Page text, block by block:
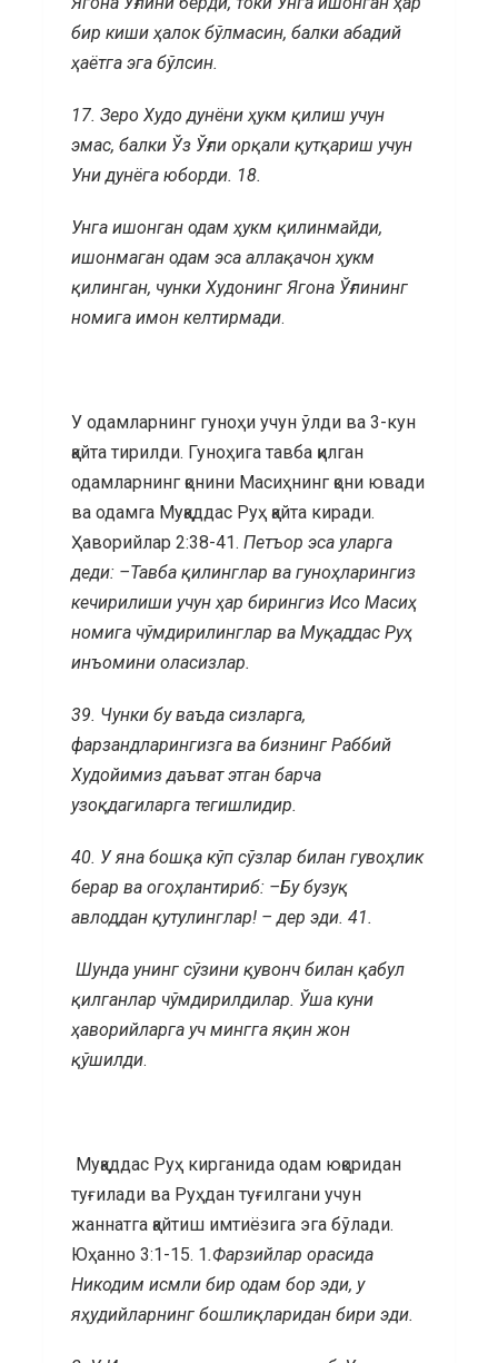
бир киши ҳалок бўлмасин, балки абадий
ҳаётга эга бўлсин.
17. Зеро Худо дунёни ҳукм қилиш учун
эмас, балки Ўз Ўғли орқали қутқариш учун
Уни дунёга юборди. 18.
Унга ишонган одам ҳукм қилинмайди,
ишонмаган одам эса аллақачон ҳукм
қилинган, чунки Худонинг Ягона Ўғлининг
номига имон келтирмади.
У одамларнинг гуноҳи учун ўлди ва 3-кун
қайта тирилди. Гуноҳига тавба қилган
одамларнинг қонини Масиҳнинг қони ювади
ва одамга Муқаддас Руҳ қайта киради.
Ҳаворийлар 2:38-41. Петъор эса уларга
деди: –Тавба қилинглар ва гуноҳларингиз
кечирилиши учун ҳар бирингиз Исо Масиҳ
номига чўмдирилинглар ва Муқаддас Руҳ
инъомини оласизлар.
39. Чунки бу ваъда сизларга,
фарзандларингизга ва бизнинг Раббий
Худойимиз даъват этган барча
узоқдагиларга тегишлидир.
40. У яна бошқа кўп сўзлар билан гувоҳлик
берар ва огоҳлантириб: –Бу бузуқ
авлоддан қутулинглар! – дер эди. 41.
Шунда унинг сўзини қувонч билан қабул
қилганлар чўмдирилдилар. Ўша куни
ҳаворийларга уч мингга яқин жон
қўшилди.
Муқаддас Руҳ кирганида одам юқоридан
туғилади ва Руҳдан туғилгани учун
жаннатга қайтиш имтиёзига эга бўлади.
Юҳанно 3:1-15. 1.Фарзийлар орасида
Никодим исмли бир одам бор эди, у
яҳудийларнинг бошлиқларидан бири эди.